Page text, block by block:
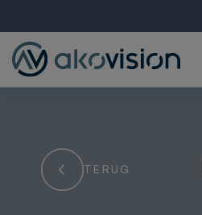
TERUG